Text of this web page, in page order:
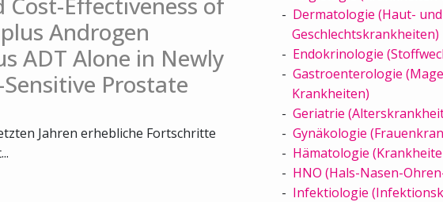
Androgen
ADT Alone in Newly
Prostate
Jahren erhebliche Fortschritte
Dermatologie (Haut- und
Geschlechtskrankheiten)
Endokrinologie
Gastroenterologie
Krankheiten)
Geriatrie
Gynäkologie
Hämatologie
HNO (Hals-Nasen-
Infektiologie